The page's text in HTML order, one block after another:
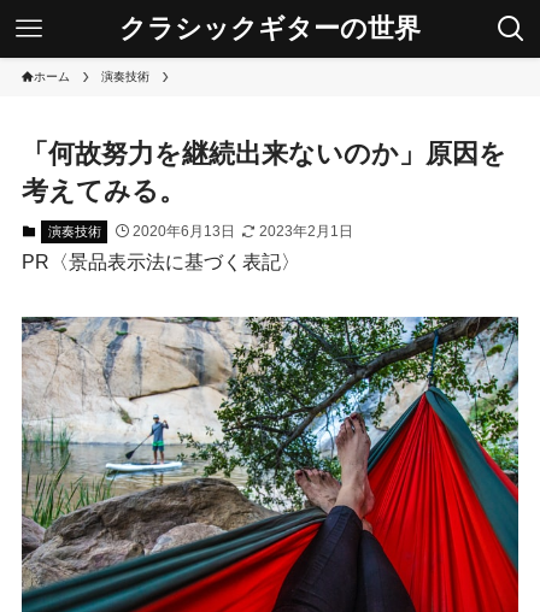
クラシックギターの世界
ホーム 演奏技術
「何故努力を継続出来ないのか」原因を
考えてみる。
演奏技術 2020年6月13日 2023年2月1日
PR〈景品表示法に基づく表記〉